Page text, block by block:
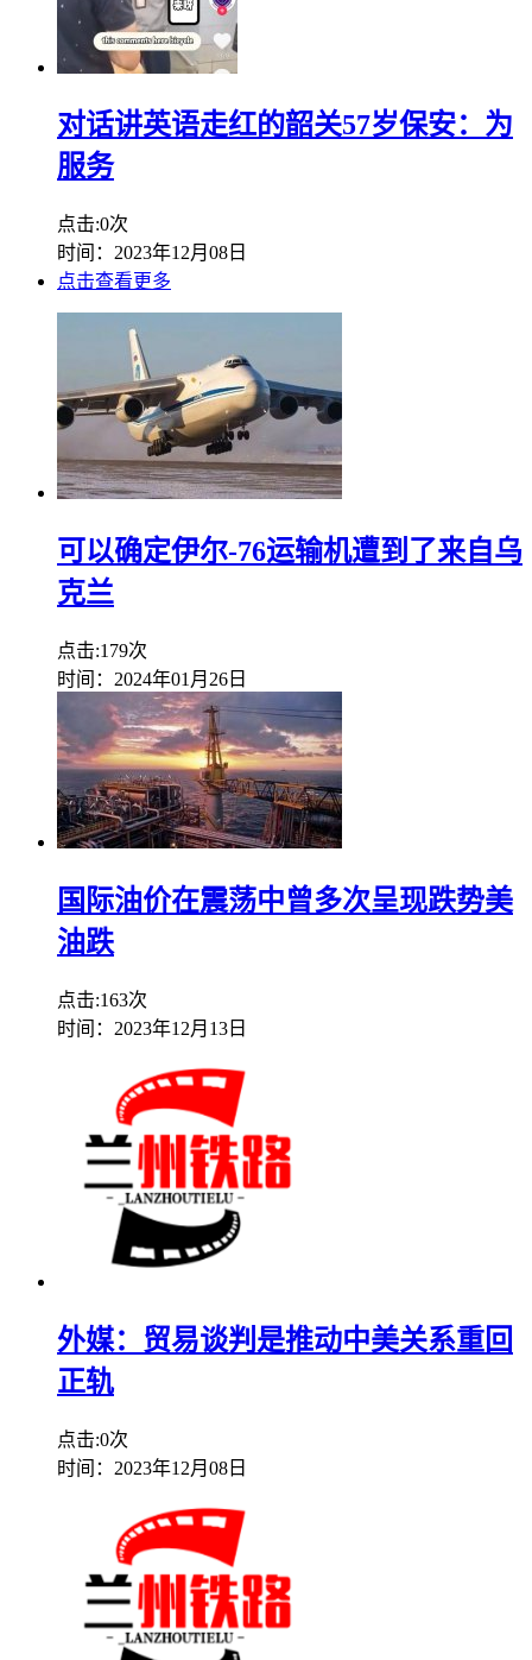
对话讲英语走红的韶关57岁保安：为
服务
点击:0次
时间：2023年12月08日
点击查看更多
可以确定伊尔-76运输机遭到了来自乌
克兰
点击:179次
时间：2024年01月26日
国际油价在震荡中曾多次呈现跌势美
油跌
点击:163次
时间：2023年12月13日
外媒：贸易谈判是推动中美关系重回
正轨
点击:0次
时间：2023年12月08日